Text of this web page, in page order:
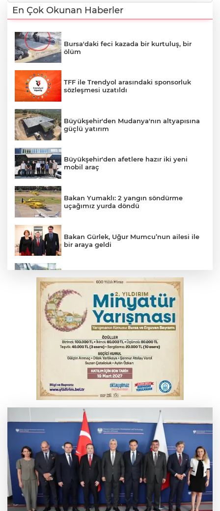
En Çok Okunan Haberler
Bursa'daki feci kazada bir kurtuluş, bir
ölüm
TFF ile Trendyol arasındaki sponsorluk
sözleşmesi uzatıldı
Büyükşehir'den Mudanya'nın altyapısına
güçlü yatırım
Büyükşehir'den afetlere hazır iki yeni
mobil araç
Bakan Yumaklı: 2 yangın söndürme
uçağımız yurda döndü
Bakan Gürlek, Uğur Mumcu’nun ailesi ile
bir araya geldi
yansıyacak mı?
YENİ Parti Genel Başkanı Özel'den
Çerçeve Yasa yorumu
Serbest piyasada döviz fiyatları
Serbest piyasada altın fiyatları...